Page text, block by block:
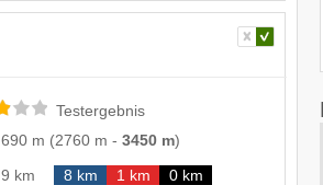
Testergebnis
690 m (2760 m - 3450 m)
9 km
8 km 1 km 0 km